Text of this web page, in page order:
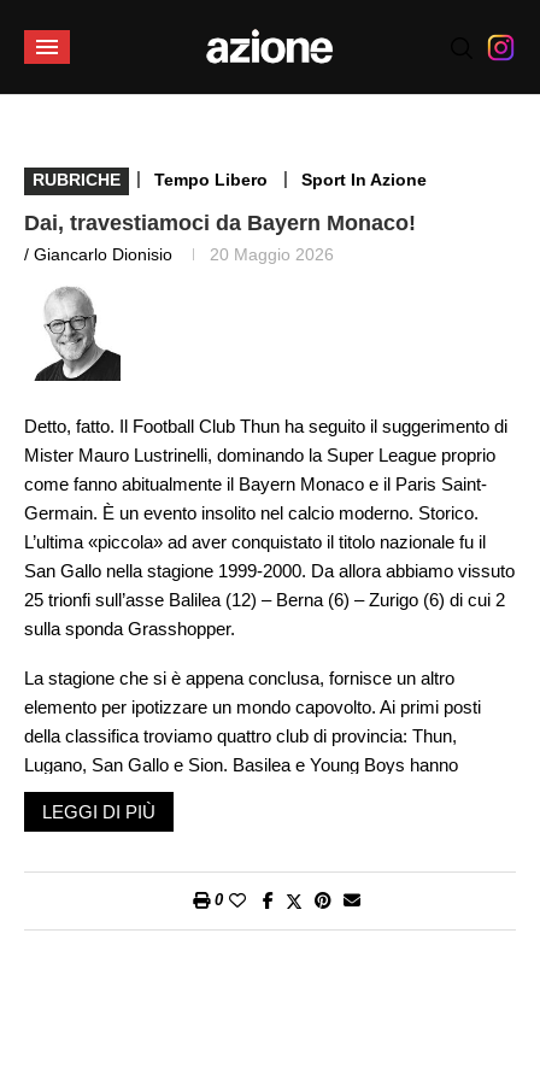
RUBRICHE | Tempo Libero | Sport In Azione
Dai, travestiamoci da Bayern Monaco!
/ Giancarlo Dionisio 20 Maggio 2026
Detto, fatto. Il Football Club Thun ha seguito il suggerimento di
Mister Mauro Lustrinelli, dominando la Super League proprio
come fanno abitualmente il Bayern Monaco e il Paris Saint-
Germain. È un evento insolito nel calcio moderno. Storico.
L’ultima «piccola» ad aver conquistato il titolo nazionale fu il
San Gallo nella stagione 1999-2000. Da allora abbiamo vissuto
25 trionfi sull’asse Balilea (12) – Berna (6) – Zurigo (6) di cui 2
sulla sponda Grasshopper.
La stagione che si è appena conclusa, fornisce un altro
elemento per ipotizzare un mondo capovolto. Ai primi posti
della classifica troviamo quattro club di provincia: Thun,
Lugano, San Gallo e Sion. Basilea e Young Boys hanno
toppato. Le due zurighesi annaspano al terzultimo e al
penultimo posto. Inoltre all’atto conclusivo della Coppa
In questi giorni, il mondo del calcio si chiede se questo quadro
LEGGI DI PIÙ
0